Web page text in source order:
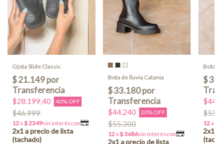
Ojota Slide Classic
$28.199,40 40% OFF
$46.999
Bota de lluvia Catania
$44.240 20% OFF
$55.300
Bota